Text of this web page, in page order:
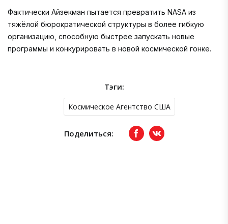
Фактически Айзекман пытается превратить NASA из
тяжёлой бюрократической структуры в более гибкую
организацию, способную быстрее запускать новые
программы и конкурировать в новой космической гонке.
Тэги:
Космическое Агентство США
Поделиться: FacebookвКонтакте